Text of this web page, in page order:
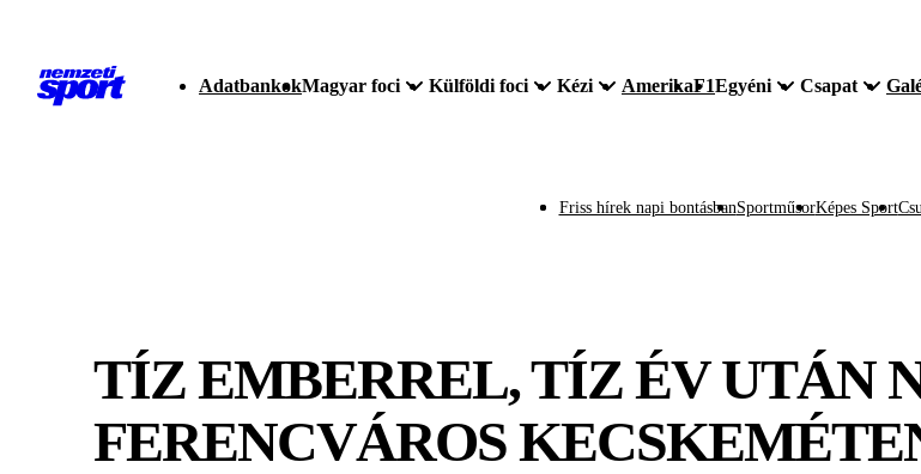
AdatbankokMagyar foci Külföldi foci Kézi AmerikaF1Egyéni Csapat
Friss hírek napi bontásbanSportműsorKépes Sport
TÍZ EMBERREL, TÍZ ÉV UTÁN
FERENCVÁROS